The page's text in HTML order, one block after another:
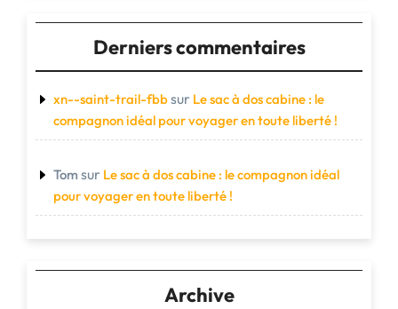
Derniers commentaires
xn--saint-trail-fbbsur Le sac à dos cabine : le
compagnon idéal pour voyager en toute liberté !
Tom sur Le sac à dos cabine : le compagnon idéal
pour voyager en toute liberté !
Archive